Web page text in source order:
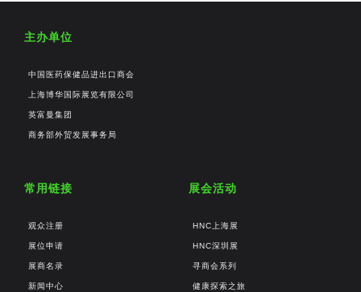
主办单位
中国医药保健品进出口商会
上海博华国际展览有限公司
英富曼集团
商务部外贸发展事务局
常用链接
观众注册
展位申请
展商名录
新闻中心
展会活动
HNC上海展
HNC深圳展
寻商会系列
健康探索之旅